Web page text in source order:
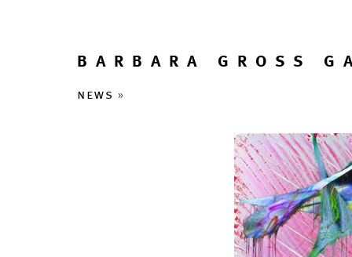
BARBARA GROSS
news »